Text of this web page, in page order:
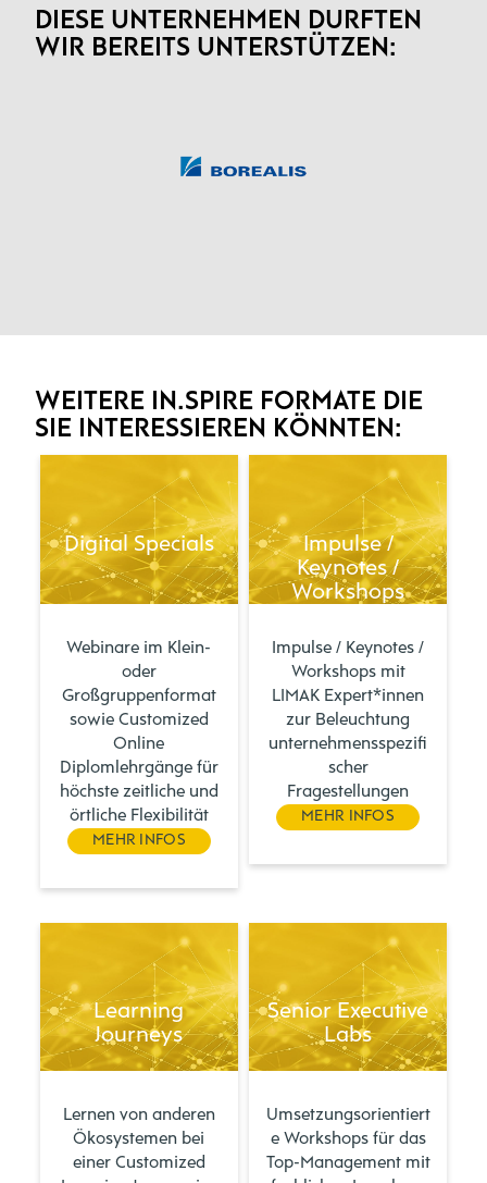
DIESE UNTERNEHMEN DURFTEN
WIR BEREITS UNTERSTÜTZEN:
WEITERE IN.SPIRE FORMATE DIE
SIE INTERESSIEREN KÖNNTEN:
Digital Specials
Webinare im Klein-
oder
Großgruppenformat
sowie Customized
Online
Diplomlehrgänge für
höchste zeitliche und
örtliche Flexibilität
MEHR INFOS
Impulse /
Keynotes /
Workshops
Impulse / Keynotes /
Workshops mit
LIMAK Expert*innen
zur Beleuchtung
unternehmensspezifi
scher
Fragestellungen
MEHR INFOS
Learning
Journeys
Lernen von anderen
Ökosystemen bei
einer Customized
Senior Executive
Labs
Umsetzungsorientiert
e Workshops für das
Top-Management mit